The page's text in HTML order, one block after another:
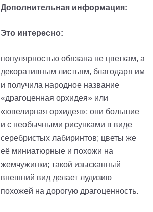
Дополнительная информация:
Это интересно:
популярностью обязана не цветкам, а
декоративным листьям, благодаря им
и получила народное название
«драгоценная орхидея» или
«ювелирная орхидея»; они большие
и с необычными рисунками в виде
серебристых лабиринтов; цветы же
её миниатюрные и похожи на
жемчужинки; такой изысканный
внешний вид делает лудизию
похожей на дорогую драгоценность.